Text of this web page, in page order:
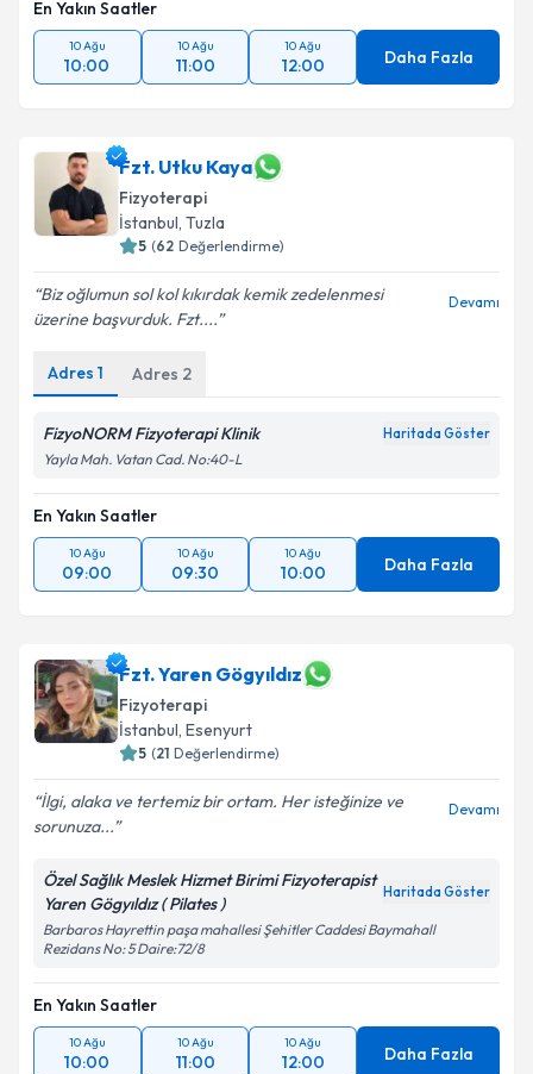
En Yakın Saatler
10 Ağu
10:00
10 Ağu
11:00
10 Ağu
12:00 Daha Fazla
Fzt. Utku Kaya
Fizyoterapi
İstanbul, Tuzla
5 (62 Değerlendirme)
Biz oğlumun sol kol kıkırdak kemik zedelenmesi
üzerine başvurduk. Fzt....
Devamı
Adres 1 Adres 2
FizyoNORM Fizyoterapi Klinik Haritada Göster
Yayla Mah. Vatan Cad. No:40-L
En Yakın Saatler
10 Ağu
09:00
10 Ağu
09:30
10 Ağu
10:00 Daha Fazla
Fzt. Yaren Gögyıldız
Fizyoterapi
İstanbul, Esenyurt
5 (21 Değerlendirme)
İlgi, alaka ve tertemiz bir ortam. Her isteğinize ve
sorunuza...
Devamı
Özel Sağlık Meslek Hizmet Birimi Fizyoterapist
Yaren Gögyıldız ( Pilates )
Haritada Göster
Barbaros Hayrettin paşa mahallesi Şehitler Caddesi Baymahall
Rezidans No: 5 Daire:72/8
En Yakın Saatler
10 Ağu
10:00
10 Ağu
11:00
10 Ağu
12:00 Daha Fazla